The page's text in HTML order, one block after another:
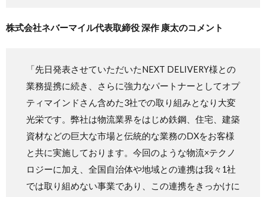
株式会社ネバーマイル代表取締役 深作 康太のコメント
「先日発表させていただいたNEXT DELIVERY様との
業務提携に続き、さらに強力なパートナーとしてオプ
ティマインドさん含めた3社での取り組みとなり大変
光栄です。弊社は物流業界をはじめ鉄鋼、住宅、建築
資材などの巨大な市場と伝統的な業務のDXをお客様
と共に実施しております。今回のような物流×テクノ
ロジーに加え、全国自治体や地域との連携は我々1社
では取り組めない事業であり、この連携をきっかけに